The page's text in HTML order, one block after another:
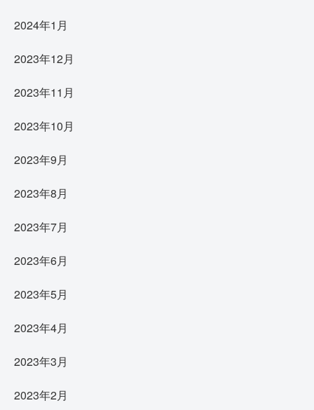
2024年1月
2023年12月
2023年11月
2023年10月
2023年9月
2023年8月
2023年7月
2023年6月
2023年5月
2023年4月
2023年3月
2023年2月